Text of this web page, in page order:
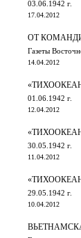
03.06.1942 г.
17.04.2012
ОТ
Газеты
14.04.2012
01.06.1942 г.
12.04.2012
30.05.1942 г.
11.04.2012
29.05.1942 г.
10.04.2012